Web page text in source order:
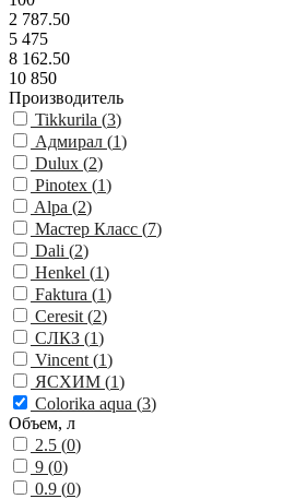
2 787.50
5 475
8 162.50
10 850
Производитель
Tikkurila (3)
Адмирал (1)
Dulux (2)
Pinotex (1)
Alpa (2)
Мастер Класс (7)
Dali (2)
Henkel (1)
Faktura (1)
Ceresit (2)
СЛКЗ (1)
Vincent (1)
ЯСХИМ (1)
Colorika aqua (3)
Объем, л
2.5 (0)
9 (0)
0.9 (0)